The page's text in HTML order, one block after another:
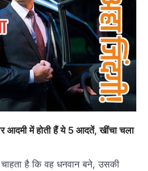
में होती हैं ये 5 आदतें, खींचा चला
है कि वह धनवान बने, उसकी